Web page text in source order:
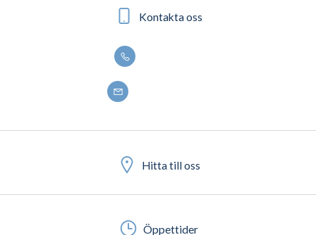
Kontakta oss
Hitta till oss
Öppettider